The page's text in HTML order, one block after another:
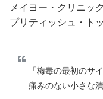
メイヨー・クリニッ
プリティッシュ・ト
「梅毒の最初のサ
痛みのない小さな